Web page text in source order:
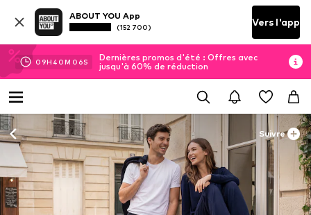
ABOUT YOU App
(152 700) Vers l'app
09H 40M 05S
Dernières promos d'été : Offres avec
jusqu'à 60% de réduction
Suivre